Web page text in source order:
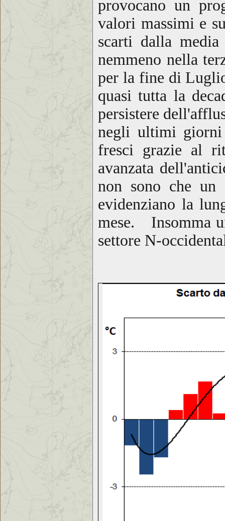
provocano un
valori massimi e
scarti dalla
nemmeno nella
per la fine di
quasi tutta la
persistere
negli ultimi giorni
fresci grazie al
avanzata
non sono che un
evidenziano la
mese. Insomma
settore N-